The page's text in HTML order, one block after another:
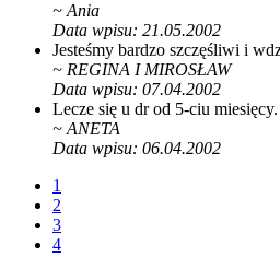
~ Ania
Data wpisu: 21.05.2002
Jesteśmy bardzo szczęśliwi i
~ REGINA I MIROSŁAW
Data wpisu: 07.04.2002
Lecze się u dr od 5-ciu
~ ANETA
Data wpisu: 06.04.2002
1
2
3
4